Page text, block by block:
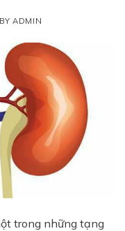
BYADMIN
trong những tạng